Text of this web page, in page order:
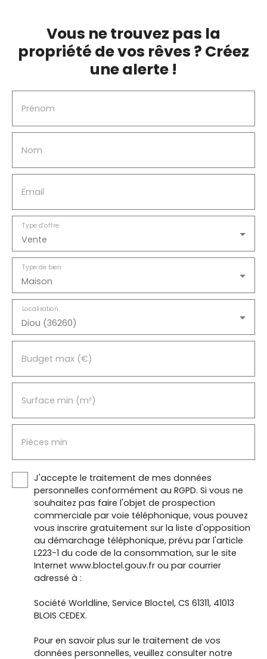
RECHERCHER
Vous ne trouvez pas la
propriété de vos rêves ? Créez
une alerte !
Prénom
Nom
Email
Vente
Type d'offre
Maison
Type de bien
Diou (36260)
Localisation
Budget max (€)
Surface min (m²)
Pièces min
J'accepte le traitement de mes données
personnelles conformément au RGPD. Si vous ne
souhaitez pas faire l'objet de prospection
commerciale par voie téléphonique, vous pouvez
vous inscrire gratuitement sur la liste d'opposition
au démarchage téléphonique, prévu par l'article
L223-1 du code de la consommation, sur le site
Internet www.bloctel.gouv.fr ou par courrier
adressé à :
Société Worldline, Service Bloctel, CS 61311, 41013
BLOIS CEDEX.
Pour en savoir plus sur le traitement de vos
données personnelles, veuillez consulter notre